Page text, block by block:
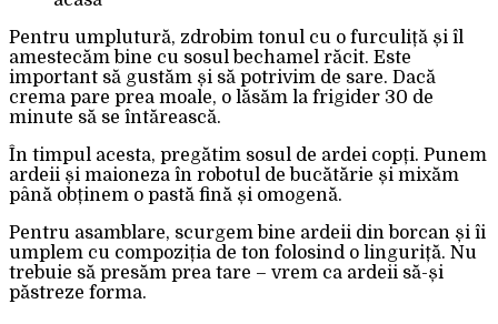
Pentru umplutură, zdrobim tonul cu o furculiță și îl
amestecăm bine cu sosul bechamel răcit. Este
important să gustăm și să potrivim de sare. Dacă
crema pare prea moale, o lăsăm la frigider 30 de
minute să se întărească.
În timpul acesta, pregătim sosul de ardei copți. Punem
ardeii și maioneza în robotul de bucătărie și mixăm
până obținem o pastă fină și omogenă.
Pentru asamblare, scurgem bine ardeii din borcan și îi
umplem cu compoziția de ton folosind o linguriță. Nu
trebuie să presăm prea tare – vrem ca ardeii să-și
păstreze forma.